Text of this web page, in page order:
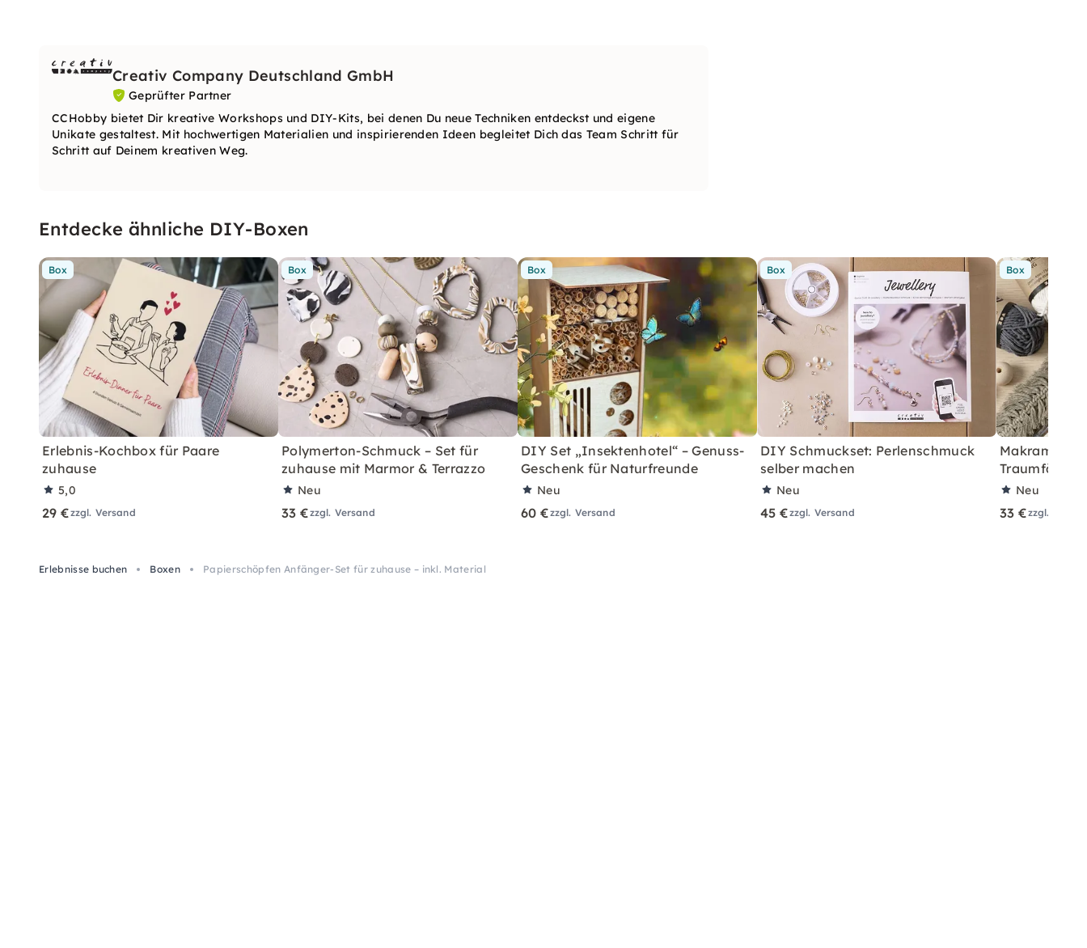
Creativ Company Deutschland GmbH
Geprüfter Partner
CCHobby bietet Dir kreative Workshops und DIY-Kits, bei denen Du neue Techniken entdeckst und eigene
Unikate gestaltest. Mit hochwertigen Materialien und inspirierenden Ideen begleitet Dich das Team Schritt für
Schritt auf Deinem kreativen Weg.
Entdecke ähnliche DIY-Boxen
Box
Erlebnis-Kochbox für Paare
zuhause
5,0
29 €zzgl. Versand
Box
Polymerton-Schmuck – Set für
zuhause mit Marmor & Terrazzo
Neu
33 €zzgl. Versand
Box
DIY Set „Insektenhotel“ – Genuss-
Geschenk für Naturfreunde
Neu
60 €zzgl. Versand
Box
DIY Schmuckset: Perlenschmuck
selber machen
Neu
45 €zzgl. Versand
Box
Makramee
Neu
33 €zzgl.
Erlebnisse buchen Boxen Papierschöpfen Anfänger-Set für zuhause – inkl. Material